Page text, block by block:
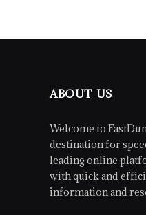
ABOUT US
Welcome to
destination for
leading online
with quick and
information and